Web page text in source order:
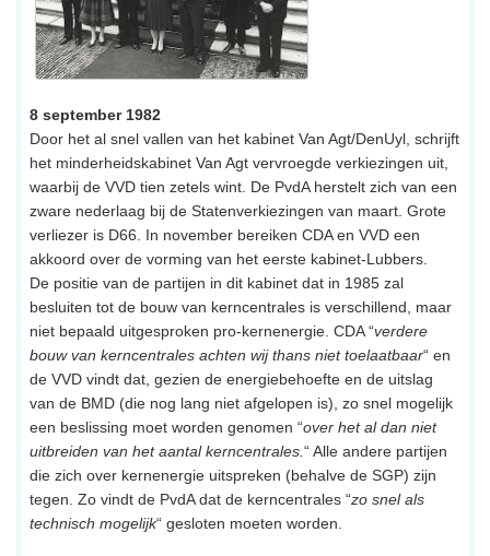
8 september 1982
Door het al snel vallen van het kabinet Van Agt/DenUyl, schrijft
het minderheidskabinet Van Agt vervroegde verkiezingen uit,
waarbij de VVD tien zetels wint. De PvdA herstelt zich van een
zware nederlaag bij de Statenverkiezingen van maart. Grote
verliezer is D66. In november bereiken CDA en VVD een
akkoord over de vorming van het eerste kabinet-Lubbers.
De positie van de partijen in dit kabinet dat in 1985 zal
besluiten tot de bouw van kerncentrales is verschillend, maar
niet bepaald uitgesproken pro-kernenergie. CDA “verdere
bouw van kerncentrales achten wij thans niet toelaatbaar“ en
de VVD vindt dat, gezien de energiebehoefte en de uitslag
van de BMD (die nog lang niet afgelopen is), zo snel mogelijk
een beslissing moet worden genomen “over het al dan niet
uitbreiden van het aantal kerncentrales. “ Alle andere partijen
die zich over kernenergie uitspreken (behalve de SGP) zijn
tegen. Zo vindt de PvdA dat de kerncentrales “zo snel als
technisch mogelijk“ gesloten moeten worden.